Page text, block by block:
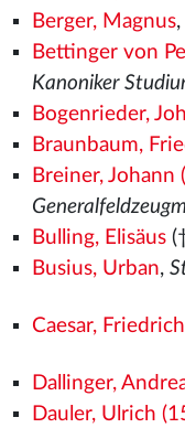
Berger, Magnus,
Bettinger von
Kanoniker
Bogenrieder,
Braunbaum,
Breiner, Johann
Bulling, Elisäus
Busius, Urban,
Caesar, Friedrich
Dallinger,
Dauler, Ulrich